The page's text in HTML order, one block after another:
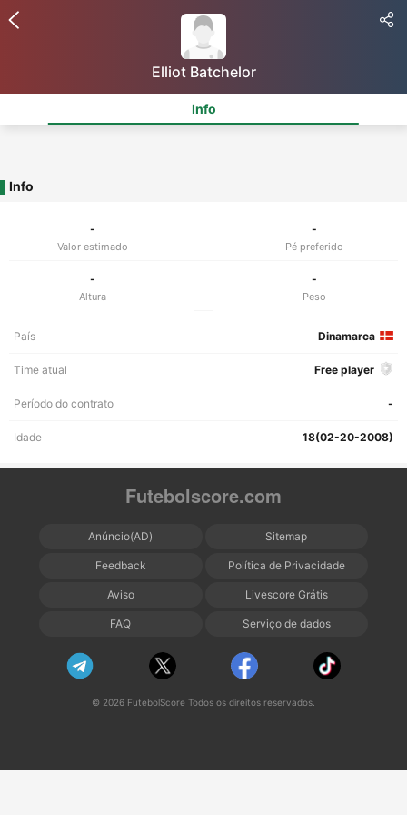
Elliot Batchelor
Info
Info
-
Valor estimado
-
Pé preferido
-
Altura
-
Peso
País Dinamarca
Time atual Free player
Período do contrato -
Idade 18(02-20-2008)
Futebolscore.com
Anúncio(AD) Sitemap
Feedback Política de Privacidade
Aviso Livescore Grátis
FAQ Serviço de dados
© 2026 FutebolScore Todos os direitos reservados.